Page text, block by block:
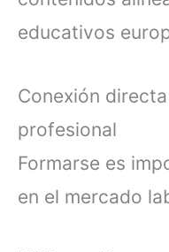
educativos
Conexión
profesional
Formarse es
en el mercado